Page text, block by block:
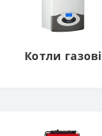
Котли газові